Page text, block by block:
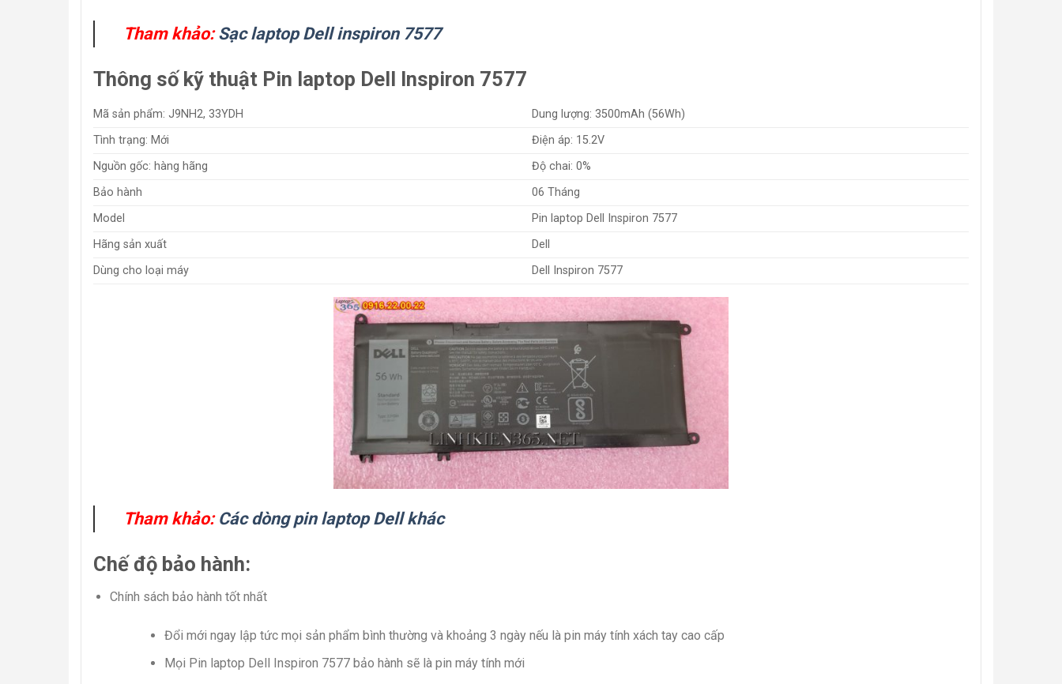
Tham khảo: Sạc laptop Dell inspiron 7577
Thông số kỹ thuật Pin laptop Dell Inspiron 7577
Mã sản phẩm: J9NH2, 33YDH
Dung lượng: 3500mAh (56Wh)
Tình trạng: Mới
Điện áp: 15.2V
Nguồn gốc: hàng hãng
Độ chai: 0%
Bảo hành
06 Tháng
Model
Pin laptop Dell Inspiron 7577
Hãng sản xuất
Dell
Dùng cho loại máy
Dell Inspiron 7577
Tham khảo: Các dòng pin laptop Dell khác
Chế độ bảo hành:
Chính sách bảo hành tốt nhất
Đổi mới ngay lập tức mọi sản phẩm bình thường và khoảng 3 ngày nếu là pin máy tính xách tay cao cấp
Mọi Pin laptop Dell Inspiron 7577 bảo hành sẽ là pin máy tính mới